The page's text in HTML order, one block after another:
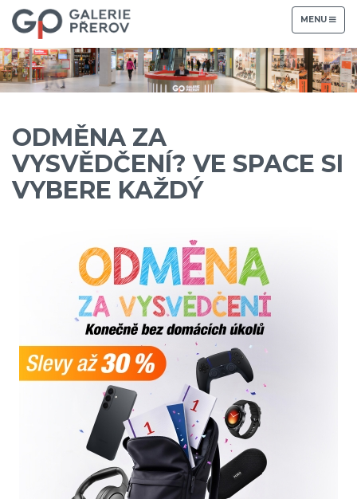
TOGGLE
NAVIGATION
MENU
ODMĚNA ZA
VYSVĚDČENÍ? VE SPACE SI
VYBERE KAŽDÝ